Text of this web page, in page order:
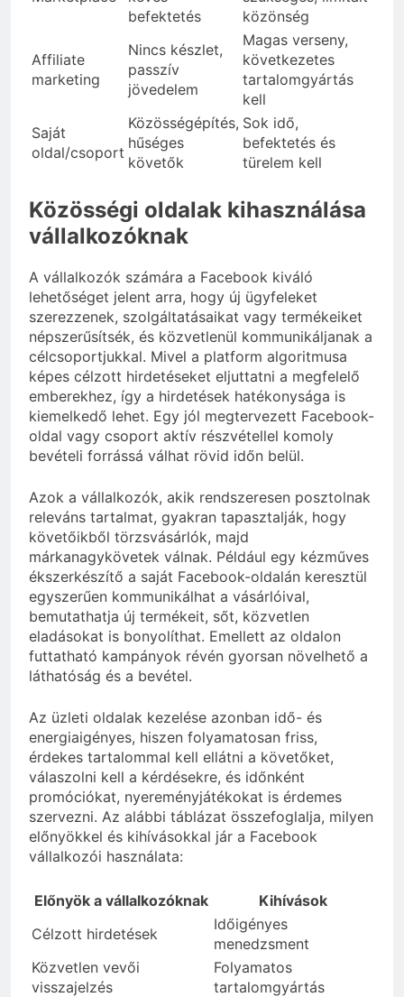
befektetés
közönség
Affiliate
marketing
Nincs készlet,
passzív
jövedelem
Magas verseny,
következetes
tartalomgyártás
kell
Saját
oldal/csoport
Közösségépítés,
hűséges
követők
Sok idő,
befektetés és
türelem kell
Közösségi oldalak kihasználása
vállalkozóknak
A vállalkozók számára a Facebook kiváló
lehetőséget jelent arra, hogy új ügyfeleket
szerezzenek, szolgáltatásaikat vagy termékeiket
népszerűsítsék, és közvetlenül kommunikáljanak a
célcsoportjukkal. Mivel a platform algoritmusa
képes célzott hirdetéseket eljuttatni a megfelelő
emberekhez, így a hirdetések hatékonysága is
kiemelkedő lehet. Egy jól megtervezett Facebook-
oldal vagy csoport aktív részvétellel komoly
bevételi forrássá válhat rövid időn belül.
Azok a vállalkozók, akik rendszeresen posztolnak
releváns tartalmat, gyakran tapasztalják, hogy
követőikből törzsvásárlók, majd
márkanagykövetek válnak. Például egy kézműves
ékszerkészítő a saját Facebook-oldalán keresztül
egyszerűen kommunikálhat a vásárlóival,
bemutathatja új termékeit, sőt, közvetlen
eladásokat is bonyolíthat. Emellett az oldalon
futtatható kampányok révén gyorsan növelhető a
láthatóság és a bevétel.
Az üzleti oldalak kezelése azonban idő- és
energiaigényes, hiszen folyamatosan friss,
érdekes tartalommal kell ellátni a követőket,
válaszolni kell a kérdésekre, és időnként
promóciókat, nyereményjátékokat is érdemes
szervezni. Az alábbi táblázat összefoglalja, milyen
előnyökkel és kihívásokkal jár a Facebook
vállalkozói használata:
Előnyök a vállalkozóknak
Kihívások
Célzott hirdetések
Időigényes
menedzsment
Közvetlen vevői
visszajelzés
Folyamatos
tartalomgyártás